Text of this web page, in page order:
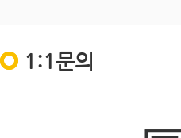
1:1문의